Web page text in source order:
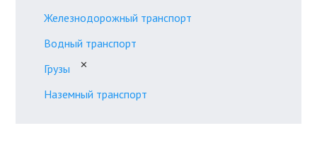
Железнодорожный транспорт
Водный транспорт
Грузы
✕
Наземный транспорт